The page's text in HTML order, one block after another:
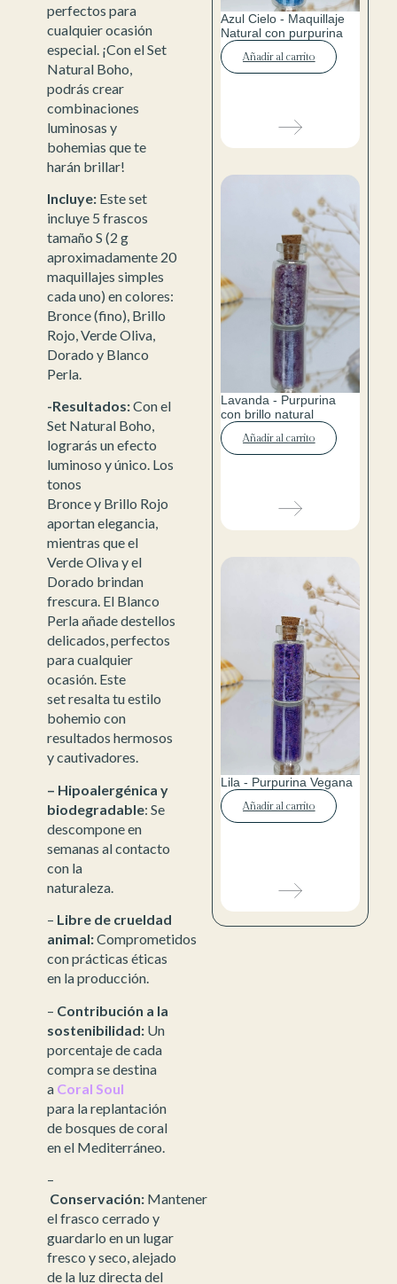
perfectos para
cualquier ocasión
especial. ¡Con el Set
Natural Boho,
podrás crear
combinaciones
luminosas y
bohemias que te
harán brillar!
Incluye:Este set
incluye 5 frascos
tamaño S (2 g
aproximadamente 20
maquillajes simples
cada uno) en colores:
Bronce (fino), Brillo
Rojo, Verde Oliva,
Dorado y Blanco
Perla.
-Resultados:Con el
Set Natural Boho,
lograrás un efecto
luminoso y único. Los
tonos
Bronce y Brillo Rojo
aportan elegancia,
mientras que el
Verde Oliva y el
Dorado brindan
frescura. El Blanco
Perla añade destellos
delicados, perfectos
para cualquier
ocasión. Este
set resalta tu estilo
bohemio con
resultados hermosos
y cautivadores.
– Hipoalergénica y
biodegradable: Se
descompone en
semanas al contacto
con la
naturaleza.
– Libre de crueldad
animal:Comprometidos
con prácticas éticas
en la producción.
– Contribución a la
sostenibilidad:Un
porcentaje de cada
compra se destina
a Coral Soul
para la replantación
de bosques de coral
en el Mediterráneo.
–
Conservación:Mantener
el frasco cerrado y
guardarlo en un lugar
fresco y seco, alejado
de la luz directa del
Azul Cielo - Maquillaje
Natural con purpurina
Añadir al carrito
Lavanda - Purpurina
con brillo natural
Añadir al carrito
Lila - Purpurina Vegana
Añadir al carrito